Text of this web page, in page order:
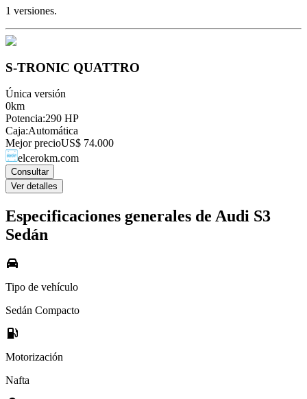
1 versiones.
S-TRONIC QUATTRO
Única versión
0km
Potencia:290 HP
Caja:Automática
Mejor precioUS$ 74.000
elcerokm.com
Consultar
Ver detalles
Especificaciones generales de Audi S3
Sedán
Tipo de vehículo
Sedán Compacto
Motorización
Nafta